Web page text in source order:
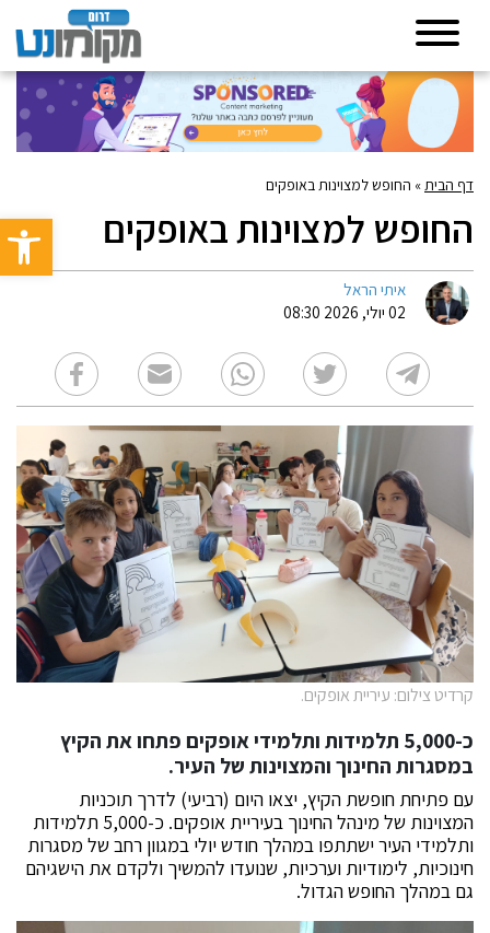
פתח
דף הבית» החופש למצוינות באופקים
החופש למצוינות באופקים
איתי הראל
02 יולי, 2026 08:30
קרדיט צילום: עיריית אופקים.
כ-5,000 תלמידות ותלמידי אופקים פתחו את הקיץ
במסגרות החינוך והמצוינות של העיר.
עם פתיחת חופשת הקיץ, יצאו היום (רביעי) לדרך תוכניות
המצוינות של מינהל החינוך בעיריית אופקים. כ-5,000 תלמידות
ותלמידי העיר ישתתפו במהלך חודש יולי במגוון רחב של מסגרות
חינוכיות, לימודיות וערכיות, שנועדו להמשיך ולקדם את הישגיהם
גם במהלך החופש הגדול.